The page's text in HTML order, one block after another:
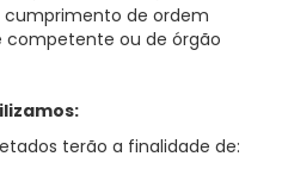
cumprimento de ordem
competente ou de órgão
terão a finalidade de: